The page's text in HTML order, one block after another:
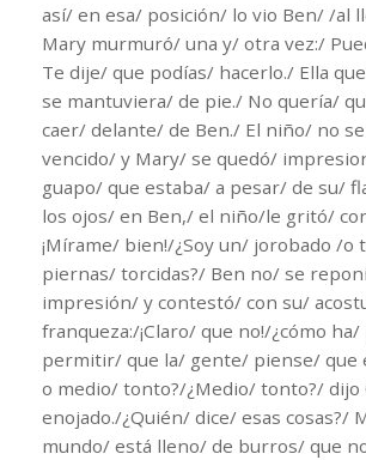
así/ en esa/ posición/ lo vio Ben/ /al
Mary murmuró/ una y/ otra vez:/
Te dije/ que podías/ hacerlo./ Ella
se mantuviera/ de pie./ No quería/
caer/ delante/ de Ben./ El niño/ no
vencido/ y Mary/ se quedó/
guapo/ que estaba/ a pesar/ de su/
los ojos/ en Ben,/ el niño/le gritó/
¡Mírame/ bien!/¿Soy un/ jorobado /o
piernas/ torcidas?/ Ben no/ se
impresión/ y contestó/ con su/
franqueza:/¡Claro/ que no!/¿cómo
permitir/ que la/ gente/ piense/ que
o medio/ tonto?/¿Medio/ tonto?/ dijo
enojado./¿Quién/ dice/ esas cosas?/
mundo/ está lleno/ de burros/ que